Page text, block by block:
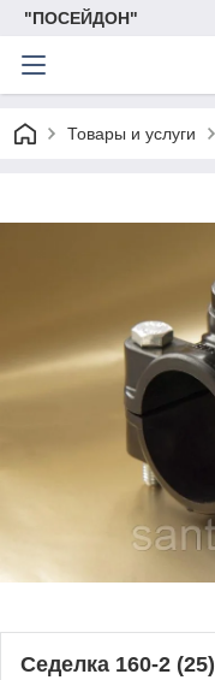
"ПОСЕЙДОН"
Товары и услуги
Седелка 160-2 (25)